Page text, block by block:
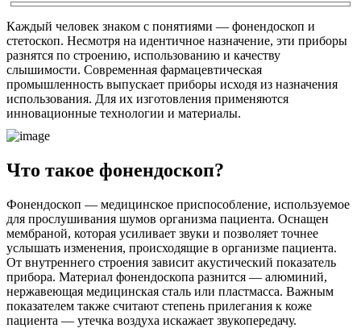
Каждый человек знаком с понятиями — фонендоскоп и
стетоскоп. Несмотря на идентичное назначение, эти приборы
разнятся по строению, использованию и качеству
слышимости. Современная фармацевтическая
промышленность выпускает приборы исходя из назначения
использования. Для их изготовления применяются
инновационные технологии и материалы.
Что такое фонендоскоп?
Фонендоскоп — медицинское приспособление, используемое
для прослушивания шумов организма пациента. Оснащен
мембраной, которая усиливает звуки и позволяет точнее
услышать изменения, происходящие в организме пациента.
От внутреннего строения зависит акустический показатель
прибора. Материал фонендоскопа разнится — алюминий,
нержавеющая медицинская сталь или пластмасса. Важным
показателем также считают степень прилегания к коже
пациента — утечка воздуха искажает звукопередачу.